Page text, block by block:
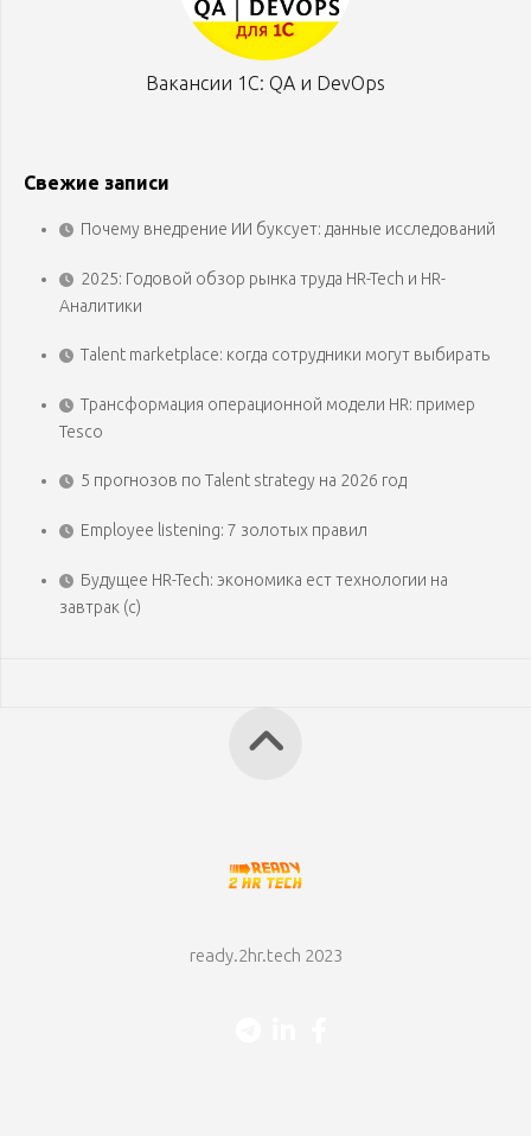
Вакансии 1С: QA и DevOps
Свежие записи
Почему внедрение ИИ буксует: данные исследований
2025: Годовой обзор рынка труда HR-Tech и HR-
Аналитики
Talent marketplace: когда сотрудники могут выбирать
Трансформация операционной модели HR: пример
Tesco
5 прогнозов по Talent strategy на 2026 год
Employee listening: 7 золотых правил
Будущее HR-Tech: экономика ест технологии на
завтрак (с)
ready.2hr.tech 2023